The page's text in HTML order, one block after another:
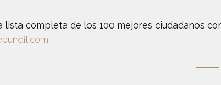
lista completa de los 100 mejores ciudadanos